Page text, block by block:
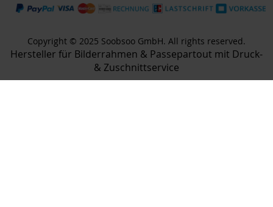
Copyright © 2025 Soobsoo GmbH. All rights reserved.
Hersteller für Bilderrahmen & Passepartout mit Druck-
& Zuschnittservice